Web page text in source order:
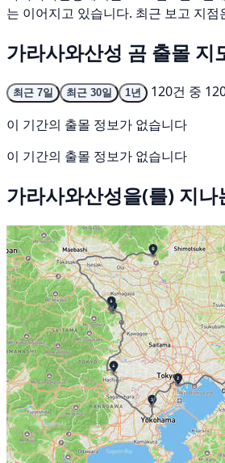
는 이어지고 있습니다. 최근 보고 지
가라사와산성 곰 출몰 지
최근 7일 최근 30일 1년
120건 중
이 기간의 출몰 정보가 없습니다
이 기간의 출몰 정보가 없습니다
가라사와산성을(를) 지나